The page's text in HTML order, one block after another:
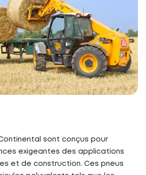
sont conçus pour
exigeantes des applications
et de construction. Ces pneus